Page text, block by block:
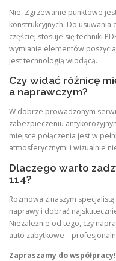
Nie. Zgrzewanie punktowe
konstrukcyjnych. Do
częściej stosuje się techniki
wymianie elementów
jest technologią wiodącą.
Czy widać różnicę
a naprawczym?
W dobrze prowadzonym
zabezpieczeniu
miejsce połączenia jest w
atmosferycznymi i wizualnie
Dlaczego warto
114?
Rozmowa z naszym
naprawy i dobrać
Niezależnie od tego, czy
auto zabytkowe –
Zapraszamy do współpracy!